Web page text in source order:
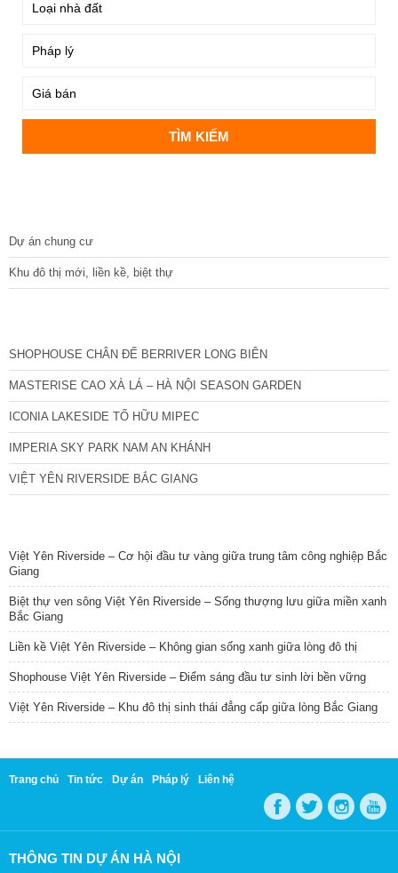
Dự án chung cư
Khu đô thị mới, liền kề, biệt thự
SHOPHOUSE CHÂN ĐẾ BERRIVER LONG BIÊN
MASTERISE CAO XÀ LÁ – HÀ NỘI SEASON GARDEN
ICONIA LAKESIDE TỐ HỮU MIPEC
IMPERIA SKY PARK NAM AN KHÁNH
VIỆT YÊN RIVERSIDE BẮC GIANG
Việt Yên Riverside – Cơ hội đầu tư vàng giữa trung tâm công nghiệp Bắc
Giang
Biệt thự ven sông Việt Yên Riverside – Sống thượng lưu giữa miền xanh
Bắc Giang
Liền kề Việt Yên Riverside – Không gian sống xanh giữa lòng đô thị
Shophouse Việt Yên Riverside – Điểm sáng đầu tư sinh lời bền vững
Việt Yên Riverside – Khu đô thị sinh thái đẳng cấp giữa lòng Bắc Giang
Trang chủ Tin tức Dự án Pháp lý Liên hệ
THÔNG TIN DỰ ÁN HÀ NỘI